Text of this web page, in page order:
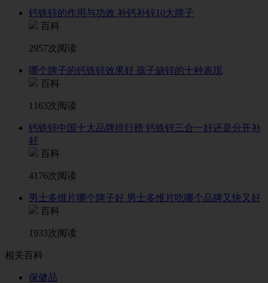
钙铁锌的作用与功效 补钙补锌10大牌子
百科
2957次阅读
哪个牌子的钙铁锌效果好 孩子缺锌的十种表现
百科
1163次阅读
钙铁锌中国十大品牌排行榜 钙铁锌三合一好还是分开补
好
百科
4176次阅读
男士多维片哪个牌子好 男士多维片吃哪个品牌又快又好
百科
1933次阅读
相关百科
保健品